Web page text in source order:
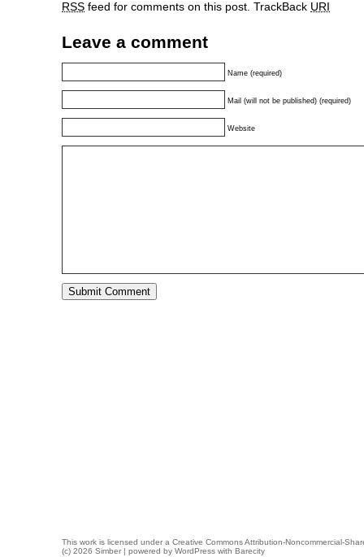
RSS feed for comments on this post. TrackBack URI
Leave a comment
Name (required)
Mail (will not be published) (required)
Website
This work is licensed under a Creative Commons Attribution-Noncommercial-
(c) 2026 Simber | powered by WordPress with Barecity